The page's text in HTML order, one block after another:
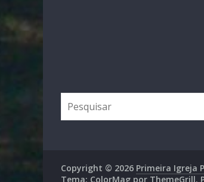
Copyright © 2026 Primeira Igreja
Tema: ColorMag por ThemeGrill.